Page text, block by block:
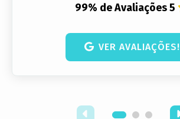
99% de Avaliações 5
VER AVALIAÇÕES!